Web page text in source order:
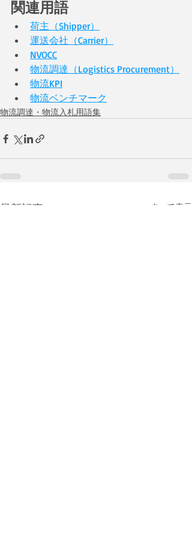
関連用語
荷主（Shipper）
運送会社（Carrier）
NVOCC
物流調達（Logistics Procurement）
物流KPI
物流ベンチマーク
物流調達・物流入札用語集
最新記事 すべて表示